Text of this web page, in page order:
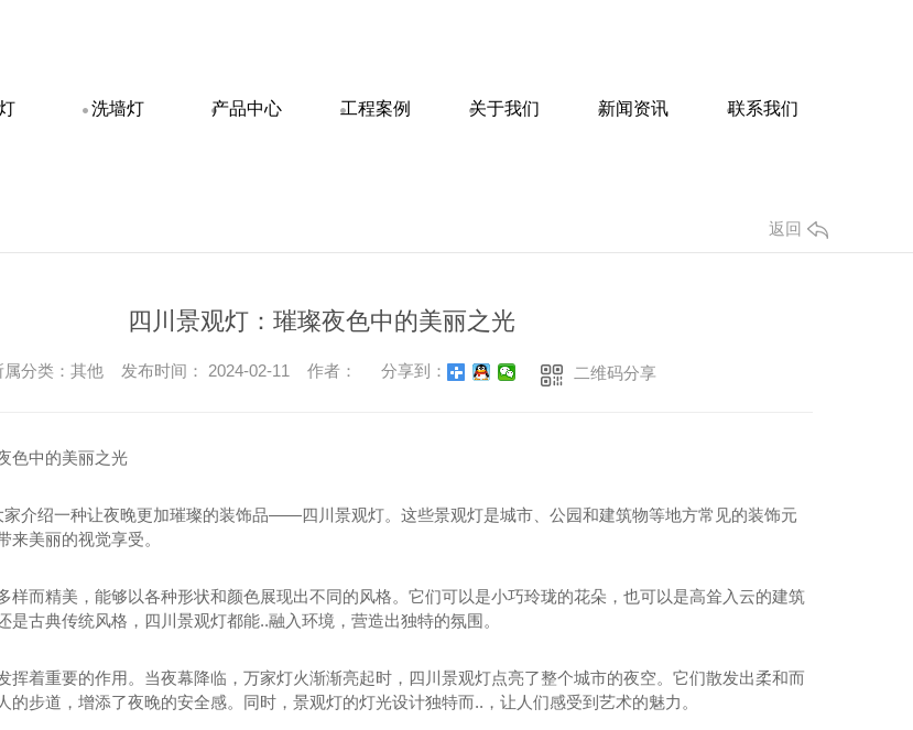
洗墙灯 产品中心 工程案例 关于我们 新闻资讯 联系我们
返回
四川景观灯：璀璨夜色中的美丽之光
属分类：其他 发布时间： 2024-02-11 作者： 分享到： 二维码分享
色中的美丽之光
家介绍一种让夜晚更加璀璨的装饰品——四川景观灯。这些景观灯是城市、公园和建筑物等地方常见的装饰元
来美丽的视觉享受。
样而精美，能够以各种形状和颜色展现出不同的风格。它们可以是小巧玲珑的花朵，也可以是高耸入云的建筑
是古典传统风格，四川景观灯都能..融入环境，营造出独特的氛围。
挥着重要的作用。当夜幕降临，万家灯火渐渐亮起时，四川景观灯点亮了整个城市的夜空。它们散发出柔和而
的步道，增添了夜晚的安全感。同时，景观灯的灯光设计独特而..，让人们感受到艺术的魅力。